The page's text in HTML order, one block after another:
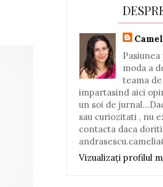
moda a
teama
impartasind aici
un soi de
sau curiozitati , nu
contacta daca
Vizualizați profilul